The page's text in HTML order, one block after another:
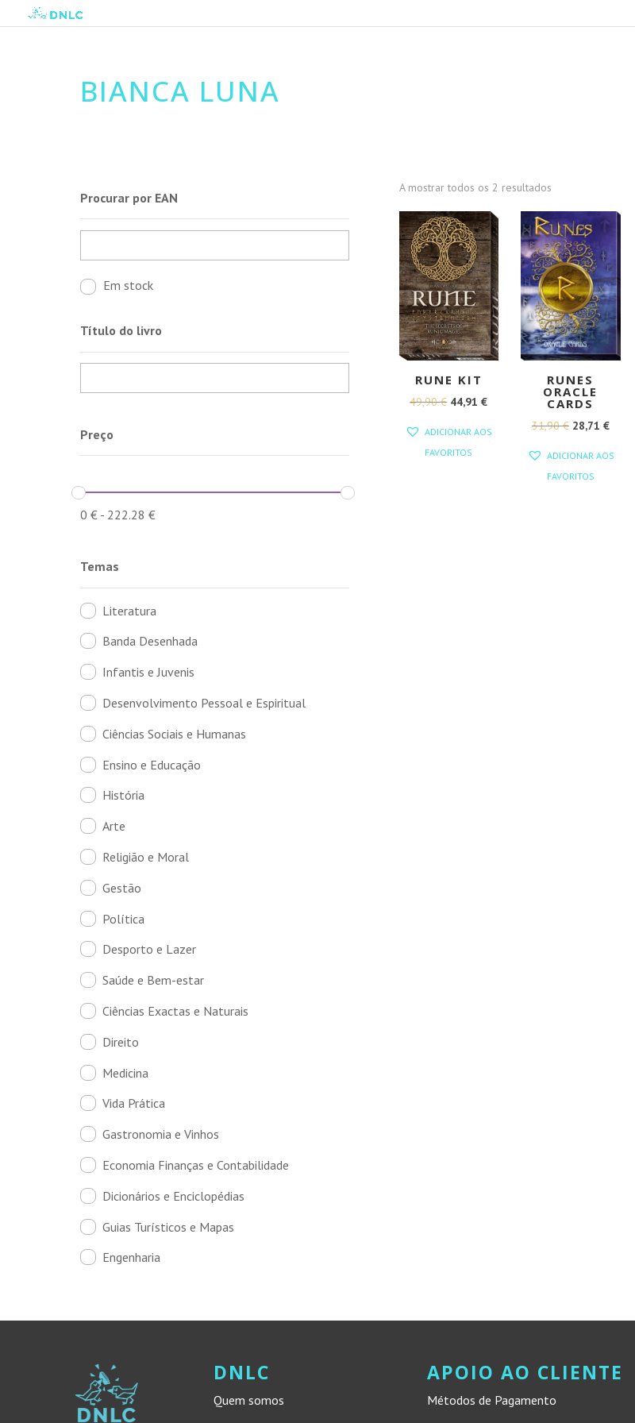
BIANCA LUNA
Procurar por EAN
Em stock
Título do livro
Preço
0 €- 222.28 €
Temas
Literatura
Banda Desenhada
Infantis e Juvenis
Desenvolvimento Pessoal e Espiritual
Ciências Sociais e Humanas
Ensino e Educação
História
Arte
Religião e Moral
Gestão
Política
Desporto e Lazer
Saúde e Bem-estar
Ciências Exactas e Naturais
Direito
Medicina
Vida Prática
Gastronomia e Vinhos
Economia Finanças e Contabilidade
Dicionários e Enciclopédias
Guias Turísticos e Mapas
Engenharia
A mostrar todos os 2 resultados
RUNE KIT
49,90€ O
44,91€O
ADICIONAR AOS
FAVORITOS
RUNES
ORACLE
CARDS
31,90€ O
28,71 €O
ADICIONAR AOS
FAVORITOS
DNLC
Quem somos
APOIO AO CLIENTE
Métodos de Pagamento